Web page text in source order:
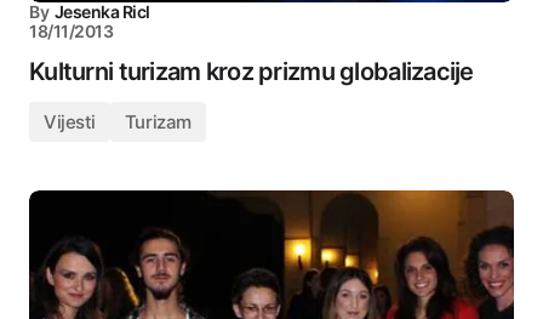
By Jesenka Ricl
18/11/2013
Kulturni turizam kroz prizmu globalizacije
Vijesti Turizam